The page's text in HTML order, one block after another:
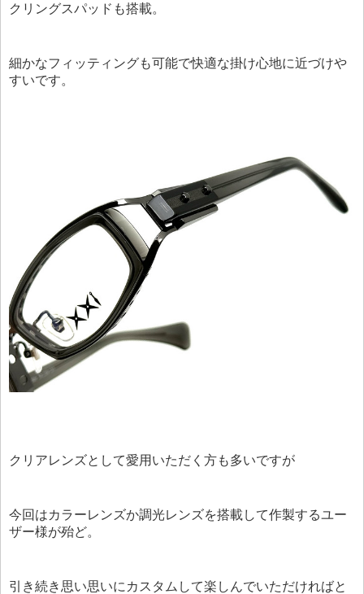
クリングスパッドも搭載。
細かなフィッティングも可能で快適な掛け心地に近づけや
すいです。
クリアレンズとして愛用いただく方も多いですが
今回はカラーレンズか調光レンズを搭載して作製するユー
ザー様が殆ど。
引き続き思い思いにカスタムして楽しんでいただければと